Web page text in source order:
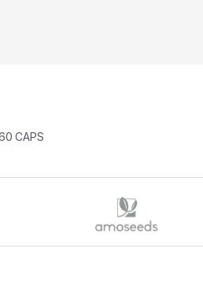
CAPS